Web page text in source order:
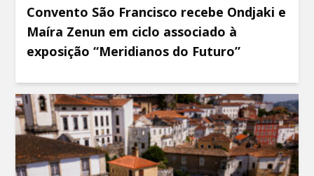
Convento São Francisco recebe Ondjaki e
Maíra Zenun em ciclo associado à
exposição “Meridianos do Futuro”